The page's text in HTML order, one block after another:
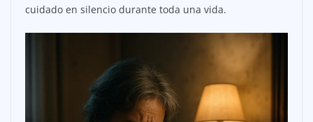
cuidado en silencio durante toda una vida.